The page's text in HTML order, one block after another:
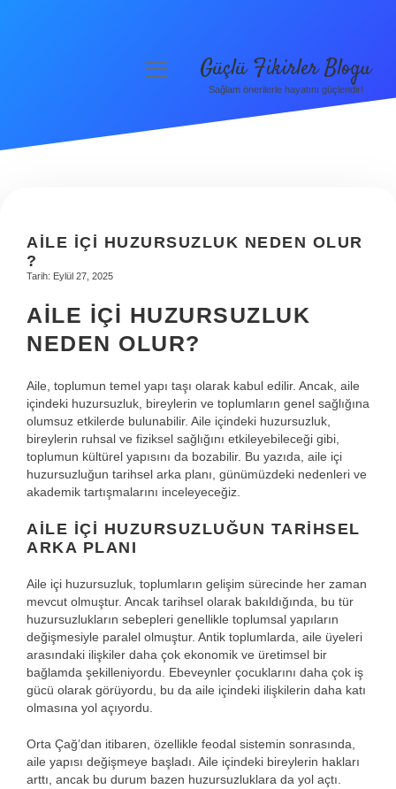
Gizlilik Politikası
menüyü
aç
Güçlü Fikirler Blogu
Sağlam önerilerle hayatını güçlendir!
AILE IÇI HUZURSUZLUK NEDEN OLUR
?
Tarih: Eylül 27, 2025
AILE İÇI HUZURSUZLUK
NEDEN OLUR?
Aile, toplumun temel yapı taşı olarak kabul edilir. Ancak, aile
içindeki huzursuzluk, bireylerin ve toplumların genel sağlığına
olumsuz etkilerde bulunabilir. Aile içindeki huzursuzluk,
bireylerin ruhsal ve fiziksel sağlığını etkileyebileceği gibi,
toplumun kültürel yapısını da bozabilir. Bu yazıda, aile içi
huzursuzluğun tarihsel arka planı, günümüzdeki nedenleri ve
akademik tartışmalarını inceleyeceğiz.
AILE İÇI HUZURSUZLUĞUN TARIHSEL
ARKA PLANI
Aile içi huzursuzluk, toplumların gelişim sürecinde her zaman
mevcut olmuştur. Ancak tarihsel olarak bakıldığında, bu tür
huzursuzlukların sebepleri genellikle toplumsal yapıların
değişmesiyle paralel olmuştur. Antik toplumlarda, aile üyeleri
arasındaki ilişkiler daha çok ekonomik ve üretimsel bir
bağlamda şekilleniyordu. Ebeveynler çocuklarını daha çok iş
gücü olarak görüyordu, bu da aile içindeki ilişkilerin daha katı
olmasına yol açıyordu.
Orta Çağ’dan itibaren, özellikle feodal sistemin sonrasında,
aile yapısı değişmeye başladı. Aile içindeki bireylerin hakları
arttı, ancak bu durum bazen huzursuzluklara da yol açtı.